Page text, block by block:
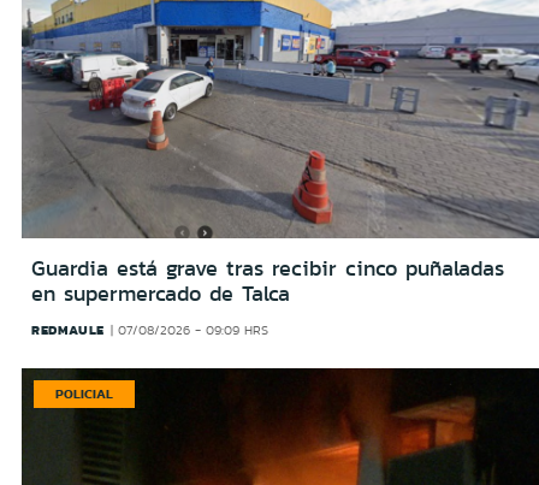
Guardia está grave tras recibir cinco puñaladas
en supermercado de Talca
REDMAULE 07/08/2026 - 09:09 HRS
POLICIAL